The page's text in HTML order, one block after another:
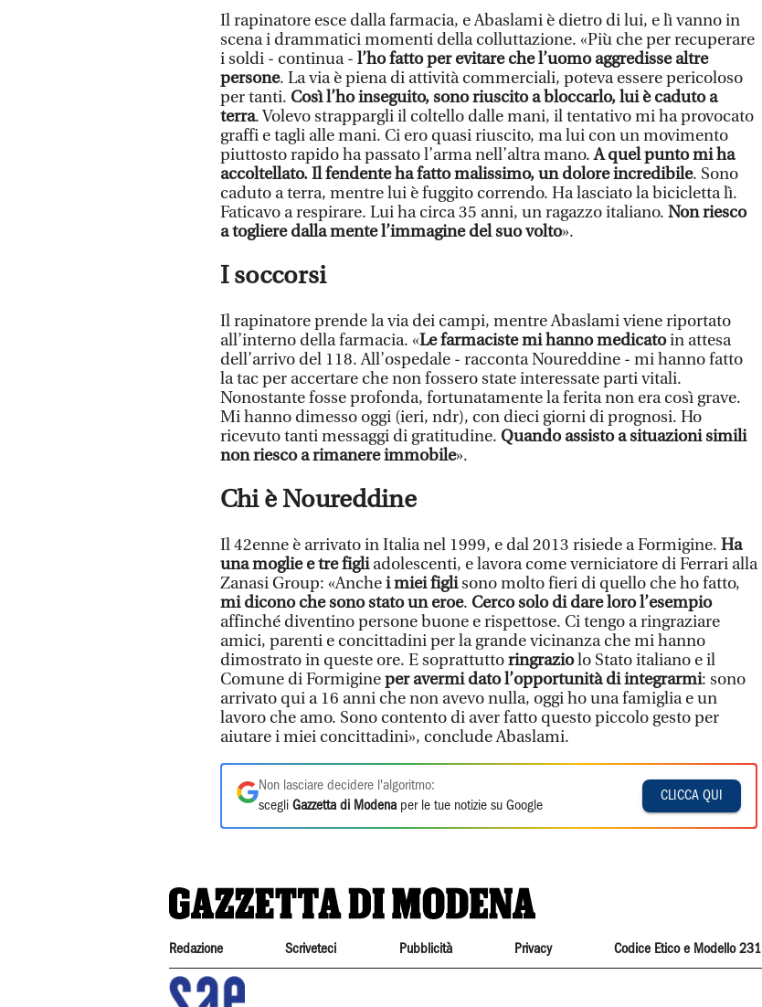
Il rapinatore esce dalla farmacia, e Abaslami è dietro di lui, e lì vanno in
scena i drammatici momenti della colluttazione. «Più che per recuperare
i soldi - continua - l’ho fatto per evitare che l’uomo aggredisse altre
persone. La via è piena di attività commerciali, poteva essere pericoloso
per tanti. Così l’ho inseguito, sono riuscito a bloccarlo, lui è caduto a
terra. Volevo strappargli il coltello dalle mani, il tentativo mi ha provocato
graffi e tagli alle mani. Ci ero quasi riuscito, ma lui con un movimento
piuttosto rapido ha passato l’arma nell’altra mano.A quel punto mi ha
accoltellato. Il fendente ha fatto malissimo, un dolore incredibile. Sono
caduto a terra, mentre lui è fuggito correndo. Ha lasciato la bicicletta lì.
Faticavo a respirare. Lui ha circa 35 anni, un ragazzo italiano. Non riesco
a togliere dalla mente l’immagine del suo volto».
I soccorsi
Il rapinatore prende la via dei campi, mentre Abaslami viene riportato
all’interno della farmacia. «Le farmaciste mi hanno medicatoin attesa
dell’arrivo del 118. All’ospedale - racconta Noureddine - mi hanno fatto
la tac per accertare che non fossero state interessate parti vitali.
Nonostante fosse profonda, fortunatamente la ferita non era così grave.
Mi hanno dimesso oggi (ieri, ndr), con dieci giorni di prognosi. Ho
ricevuto tanti messaggi di gratitudine. Quando assisto a situazioni simili
non riesco a rimanere immobile».
Chi è Noureddine
Il 42enne è arrivato in Italia nel 1999, e dal 2013 risiede a Formigine. Ha
una moglie e tre figliadolescenti, e lavora come verniciatore di Ferrari alla
Zanasi Group: «Anchei miei figlisono molto fieri di quello che ho fatto,
mi dicono che sono stato un eroe. Cerco solo di dare loro l’esempio
affinché diventino persone buone e rispettose. Ci tengo a ringraziare
amici, parenti e concittadini per la grande vicinanza che mi hanno
dimostrato in queste ore. E soprattuttoringraziolo Stato italiano e il
Comune di Formigineper avermi dato l’opportunità di integrarmi: sono
arrivato qui a 16 anni che non avevo nulla, oggi ho una famiglia e un
lavoro che amo. Sono contento di aver fatto questo piccolo gesto per
aiutare i miei concittadini», conclude Abaslami.
Non lasciare decidere l'algoritmo:
scegli Gazzetta di Modena per le tue notizie su Google
CLICCA QUI
Redazione Scriveteci Pubblicità Privacy Codice Etico e Modello 231